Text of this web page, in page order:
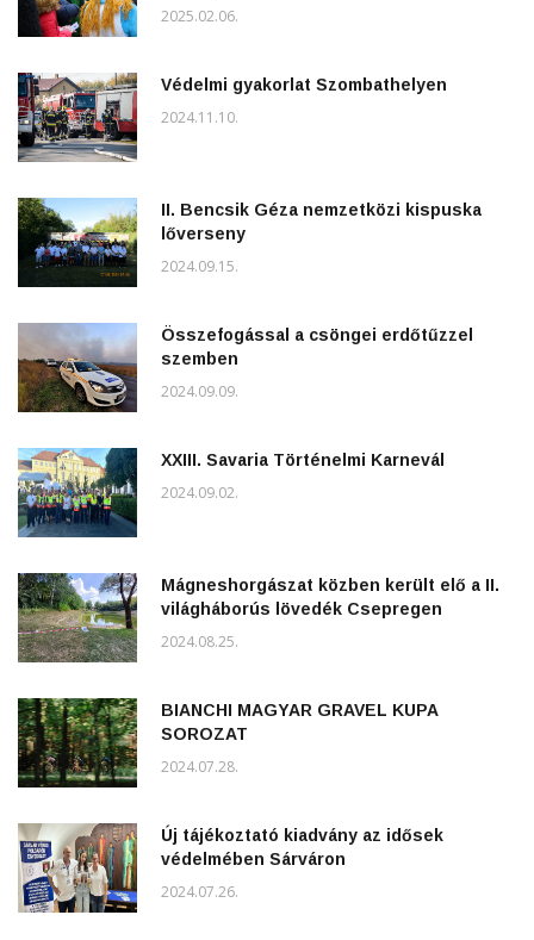
2025.02.06.
Védelmi gyakorlat Szombathelyen
2024.11.10.
II. Bencsik Géza nemzetközi kispuska
lőverseny
2024.09.15.
Összefogással a csöngei erdőtűzzel
szemben
2024.09.09.
XXIII. Savaria Történelmi Karnevál
2024.09.02.
Mágneshorgászat közben került elő a II.
világháborús lövedék Csepregen
2024.08.25.
BIANCHI MAGYAR GRAVEL KUPA
SOROZAT
2024.07.28.
Új tájékoztató kiadvány az idősek
védelmében Sárváron
2024.07.26.